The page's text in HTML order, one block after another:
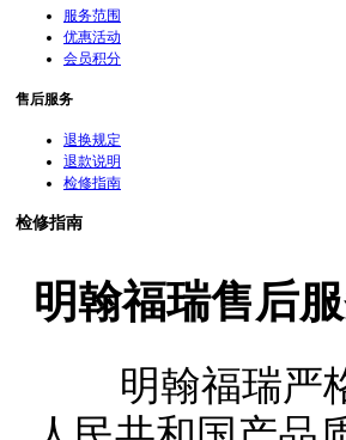
服务范围
优惠活动
会员积分
售后服务
退换规定
退款说明
检修指南
检修指南
明翰福瑞售后
明翰福瑞严格